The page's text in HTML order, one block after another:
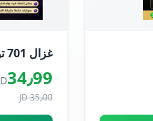
غزال 701 توربو فوريفر
34٫99
35٫00 JD